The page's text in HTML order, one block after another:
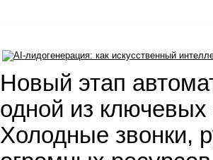
Новый этап
одной из
Холодные звонки,